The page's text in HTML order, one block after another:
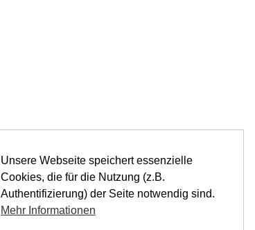
Unsere Webseite speichert essenzielle
Cookies, die für die Nutzung (z.B.
Authentifizierung) der Seite notwendig sind.
Mehr Informationen